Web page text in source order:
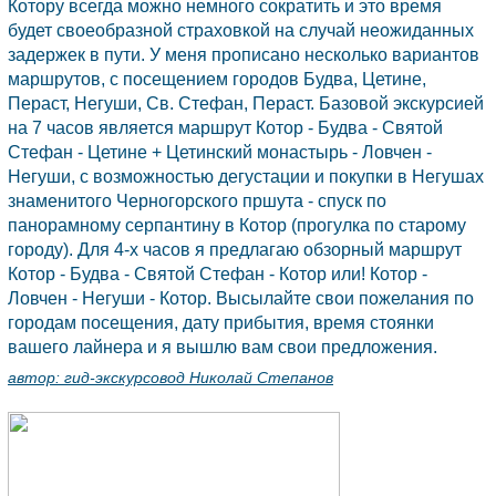
Котору всегда можно немного сократить и это время
будет своеобразной страховкой на случай неожиданных
задержек в пути. У меня прописано несколько вариантов
маршрутов, с посещением городов Будва, Цетине,
Пераст, Негуши, Св. Стефан, Пераст. Базовой экскурсией
на 7 часов является маршрут Котор - Будва - Святой
Стефан - Цетине + Цетинский монастырь - Ловчен -
Негуши, с возможностью дегустации и покупки в Негушах
знаменитого Черногорского пршута - спуск по
панорамному серпантину в Котор (прогулка по старому
городу). Для 4-х часов я предлагаю обзорный маршрут
Котор - Будва - Святой Стефан - Котор или! Котор -
Ловчен - Негуши - Котор. Высылайте свои пожелания по
городам посещения, дату прибытия, время стоянки
вашего лайнера и я вышлю вам свои предложения.
автор: гид-экскурсовод Николай Степанов